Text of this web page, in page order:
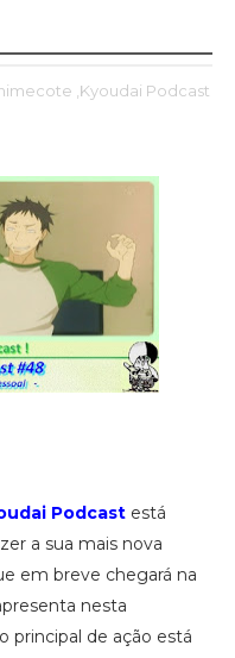
,Kyoudai Podcast
Podcastestá
a sua mais nova
em breve chegará na
nesta
principal de ação está